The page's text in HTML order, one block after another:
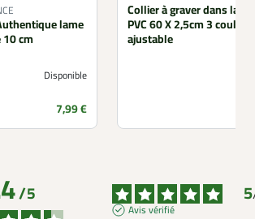
lame
10 cm
Disponible
Prix
7,99 €
Collier à graver dans la
PVC 60 X 2,5cm 3
ajustable
/5 5
Avis vérifié